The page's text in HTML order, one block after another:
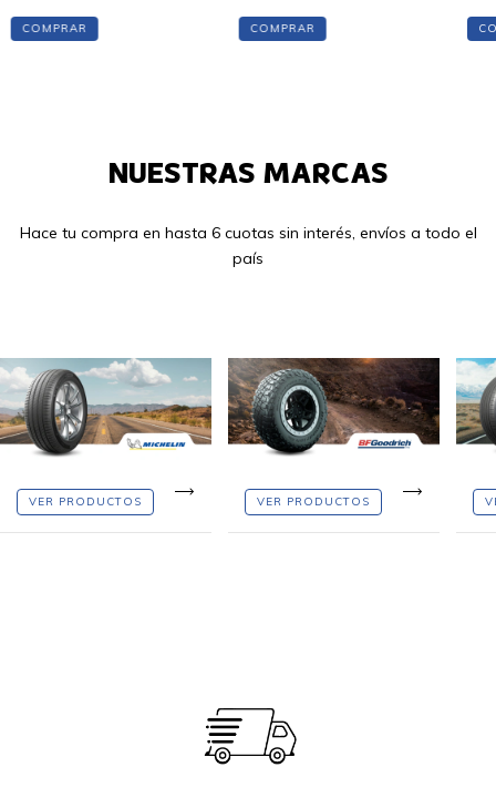
COMPRAR COMPRAR
NUESTRAS MARCAS
Hace tu compra en hasta 6 cuotas sin interés, envíos a todo el
país
VER PRODUCTOS VER PRODUCTOS